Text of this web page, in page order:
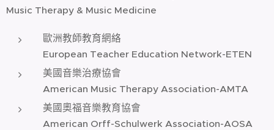
Music Therapy & Music Medicine
歐洲教師教育網絡
European Teacher Education Network-ETEN
美國音樂治療協會
American Music Therapy Association-AMTA
美國奧福音樂教育協會
American Orff-Schulwerk Association-AOSA